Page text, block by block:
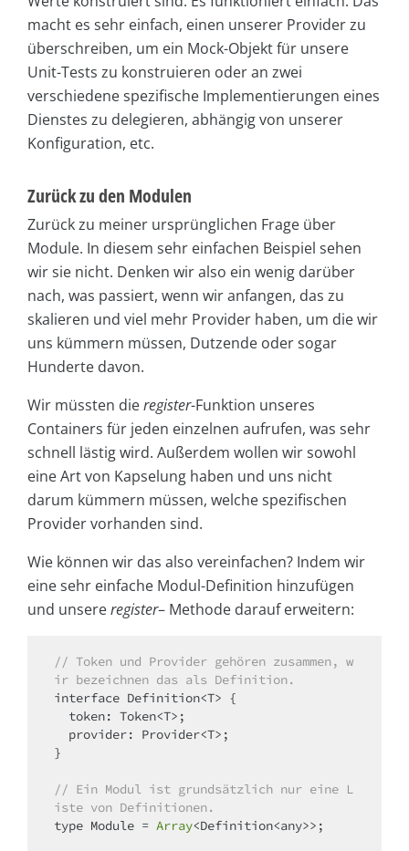
macht es sehr einfach, einen unserer Provider zu
überschreiben, um ein Mock-Objekt für unsere
Unit-Tests zu konstruieren oder an zwei
verschiedene spezifische Implementierungen eines
Dienstes zu delegieren, abhängig von unserer
Konfiguration, etc.
Zurück zu den Modulen
Zurück zu meiner ursprünglichen Frage über
Module. In diesem sehr einfachen Beispiel sehen
wir sie nicht. Denken wir also ein wenig darüber
nach, was passiert, wenn wir anfangen, das zu
skalieren und viel mehr Provider haben, um die wir
uns kümmern müssen, Dutzende oder sogar
Hunderte davon.
Wir müssten dieregister-Funktion unseres
Containers für jeden einzelnen aufrufen, was sehr
schnell lästig wird. Außerdem wollen wir sowohl
eine Art von Kapselung haben und uns nicht
darum kümmern müssen, welche spezifischen
Provider vorhanden sind.
Wie können wir das also vereinfachen? Indem wir
eine sehr einfache Modul-Definition hinzufügen
und unsereregister– Methode darauf erweitern:
// Token und Provider gehören zusammen, w
ir bezeichnen das als Definition.
interface Definition<T> {
token: Token<T>;
}
// Ein Modul ist grundsätzlich nur eine L
iste von Definitionen.
type Module = Array<Definition<any>>;